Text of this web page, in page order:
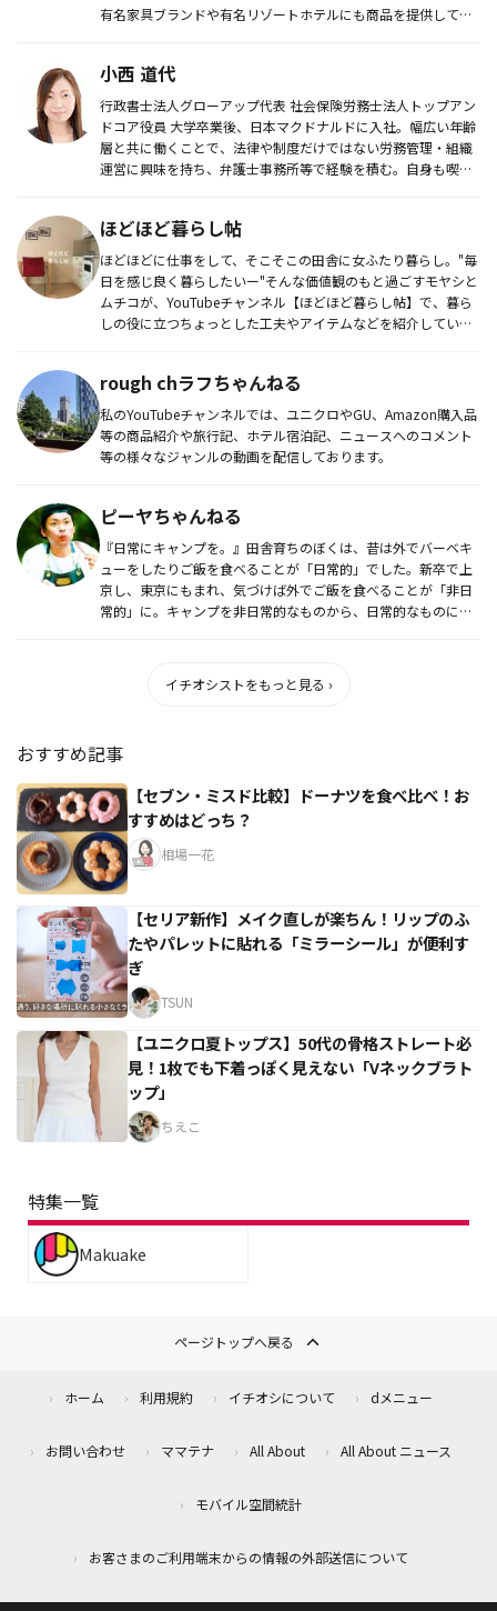
有名家具ブランドや有名リゾートホテルにも商品を提供してい
小西 道代
行政書士法人グローアップ代表 社会保険労務士法人トップアン
ドコア役員 大学卒業後、日本マクドナルドに入社。幅広い年齢
層と共に働くことで、法律や制度だけではない労務管理・組織
運営に興味を持ち、弁護士事務所等で経験を積む。自身も喫茶
ほどほど暮らし帖
ほどほどに仕事をして、そこそこの田舎に女ふたり暮らし。"毎
日を感じ良く暮らしたいー"そんな価値観のもと過ごすモヤシと
ムチコが、YouTubeチャンネル【ほどほど暮らし帖】で、暮ら
しの役に立つちょっとした工夫やアイテムなどを紹介していま
rough chラフちゃんねる
私のYouTubeチャンネルでは、ユニクロやGU、Amazon購入品
等の商品紹介や旅行記、ホテル宿泊記、ニュースへのコメント
等の様々なジャンルの動画を配信しております。
ピーヤちゃんねる
『日常にキャンプを。』田舎育ちのぼくは、昔は外でバーベキ
ューをしたりご飯を食べることが「日常的」でした。新卒で上
京し、東京にもまれ、気づけば外でご飯を食べることが「非日
常的」に。キャンプを非日常的なものから、日常的なものにし
イチオシストをもっと見る ›
おすすめ記事
【セブン・ミスド比較】ドーナツを食べ比べ！お
すすめはどっち？
相場一花
【セリア新作】メイク直しが楽ちん！リップのふ
たやパレットに貼れる「ミラーシール」が便利す
ぎ
TSUN
【ユニクロ夏トップス】50代の骨格ストレート必
見！1枚でも下着っぽく見えない「Vネックブラト
ップ」
ちえこ
特集一覧
Makuake
ページトップへ戻る
ホーム 利用規約 イチオシについて dメニュー
お問い合わせ ママテナ All About All About ニュース
モバイル空間統計
お客さまのご利用端末からの情報の外部送信について